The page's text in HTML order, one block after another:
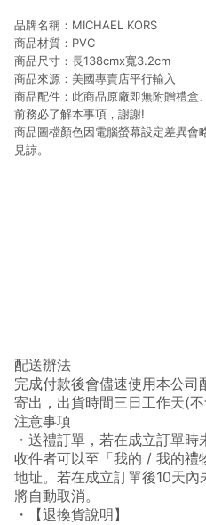
品牌名稱：MICHAEL KORS
商品材質：PVC
商品尺寸：長138cmx寬3.2cm
商品來源：美國專賣店平行輸入
商品配件：此商品原廠即無附贈禮盒
前務必了解本事項，謝謝!
商品圖檔顏色因電腦螢幕設定差異會
見諒。
配送辦法
完成付款後會儘速使用本公司
寄出，出貨時間三日工作天(不
注意事項
・送禮訂單，若在成立訂單時
收件者可以至「我的 / 我的
地址。若在成立訂單後10天內
將自動取消。
・【退換貨說明】